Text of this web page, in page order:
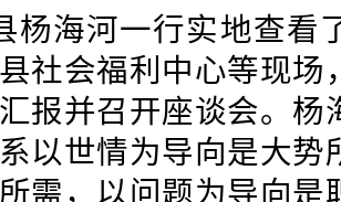
杨海河一行实地查看
社会福利中心等现场
报并召开座谈会。杨
以世情为导向是大势
需，以问题为导向是